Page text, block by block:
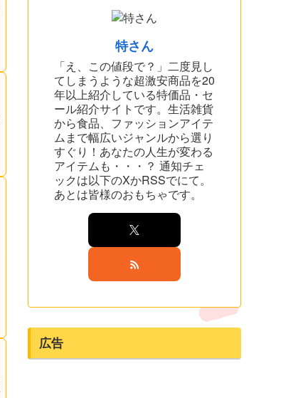
特さん
「え、この値段で？」二度見し
てしまうような超激安商品を20
年以上紹介している特価品・セ
ール紹介サイトです。生活雑貨
から食品、ファッションアイテ
ムまで幅広いジャンルから選り
すぐり！あなたの人生が変わる
アイテムも・・・？ 通知チェ
ックは以下のXかRSSでにて。
あとは皆様のおもちゃです。
広告